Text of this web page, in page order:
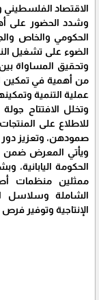
الاقتصاد
وشدد الحضور على
الحكومي والخاص
الضوء على تشغيل
وتحقيق المساواة
من أهمية في تمكين
عملية التنمية
وتخلل الافتتاح
للاطلاع على
صمودهن، وتعزيز دور
ويأتي المعرض ضمن
الحكومة اليابانية،
ممثلين منظمات
الشاملة وسلاسل
الإنتاجية وتوفير